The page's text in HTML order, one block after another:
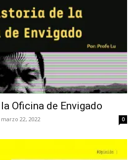
Oficina de Envigado
marzo 22, 2022 0